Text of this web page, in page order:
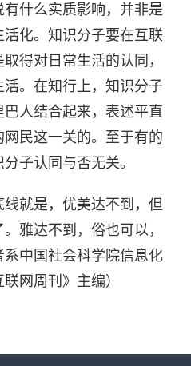
什么实质影响，并非是
化。知识分子要在互联
得对日常生活的认同，
。在知行上，知识分子
人结合起来，表述平直
民这一关的。至于有的
子认同与否无关。
就是，优美达不到，但
雅达不到，俗也可以，
中国社会科学院信息化
网周刊》主编）